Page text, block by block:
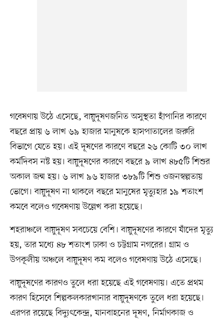
গবেষণায় উঠে এসেছে, বায়ুদূষণজনিত অসুস্থতা হাঁপানির কারণে
বছরে প্রায় ৬ লাখ ৬৯ হাজার মানুষকে হাসপাতালের জরুরি
বিভাগে যেতে হয়। এই দূষণের কারণে বছরে ২৬ কোটি ৩০ লাখ
কর্মদিবস নষ্ট হয়। বায়ুদূষণের কারণে বছরে ৯ লাখ ৪৮৫টি শিশুর
অকাল জন্ম হয়। ৬ লাখ ৯৬ হাজার ৩৮৯টি শিশু ওজনস্বল্পতায়
ভোগে। বায়ুদূষণ না থাকলে বছরে মানুষের মৃত্যুহার ১৯ শতাংশ
কমবে বলেও গবেষণায় উল্লেখ করা হয়েছে।
শহরাঞ্চলে বায়ুদূষণ সবচেয়ে বেশি। বায়ুদূষণের কারণে যাঁদের মৃত্যু
হয়, তার মধ্যে ৪৮ শতাংশ ঢাকা ও চট্টগ্রাম নগরের। গ্রাম ও
উপকূলীয় অঞ্চলে বায়ুদূষণ কম বলেও গবেষণায় উঠে এসেছে।
বায়ুদূষণের কারণও তুলে ধরা হয়েছে এই গবেষণায়। এতে প্রথম
কারণ হিসেবে শিল্পকলকারখানার বায়ুদূষণকে তুলে ধরা হয়েছে।
এরপর রয়েছে বিদ্যুৎকেন্দ্র, যানবাহনের দূষণ, নির্মাণকাজ ও